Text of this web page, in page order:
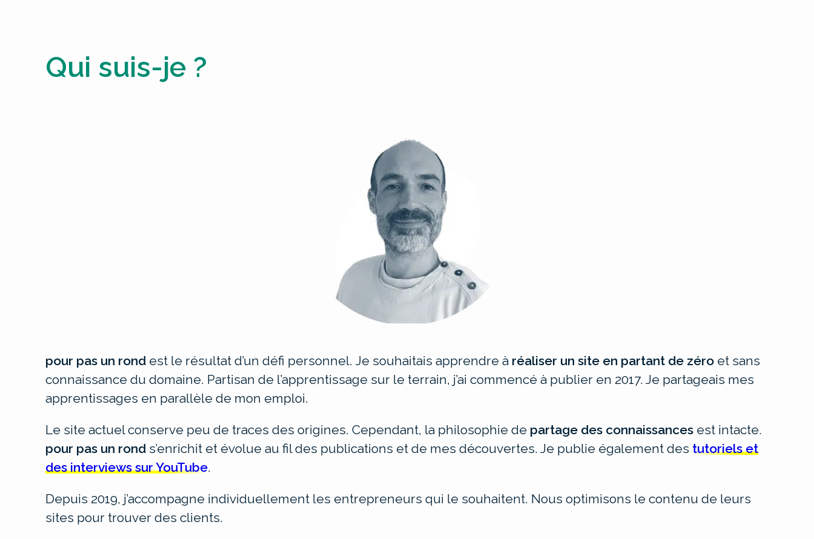
Qui suis-je ?
pour pas un rond est le résultat d’un défi personnel. Je souhaitais apprendre à réaliser un site en partant de zéro et sans
connaissance du domaine. Partisan de l’apprentissage sur le terrain, j’ai commencé à publier en 2017. Je partageais mes
apprentissages en parallèle de mon emploi.
Le site actuel conserve peu de traces des origines. Cependant, la philosophie de partage des connaissances est intacte.
pour pas un rond s’enrichit et évolue au fil des publications et de mes découvertes. Je publie également des tutoriels et
des interviews sur YouTube.
Depuis 2019, j’accompagne individuellement les entrepreneurs qui le souhaitent. Nous optimisons le contenu de leurs
sites pour trouver des clients.